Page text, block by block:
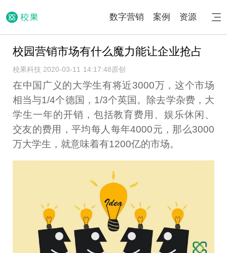
数字营销 案例 资源
校园营销市场有什么魔力能让企业抢占
校果科技 2020-03-11 14:17:48原创
在中国广义的大学生有将近3000万，这个市场
相当与1/4个德国，1/3个英国。除去学杂费，大
学生一年的开销，包括教育费用、娱乐休闲、
交友的费用，平均每人每年4000元，那么3000
万大学生，就意味着有1200亿的市场。